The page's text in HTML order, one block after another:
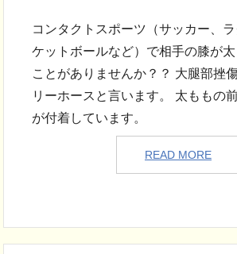
コンタクトスポーツ（サッカー、
ケットボールなど）で相手の膝が
ことがありませんか？？ 大腿部挫
リーホースと言います。 太ももの
が付着しています。
READ MORE